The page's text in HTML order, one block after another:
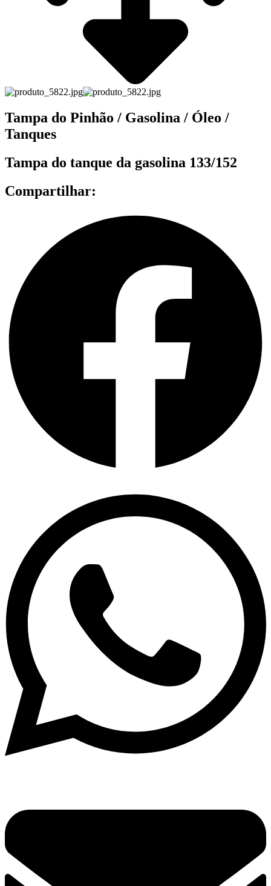
Tampa do Pinhão / Gasolina / Óleo /
Tanques
Tampa do tanque da gasolina 133/152
Compartilhar: